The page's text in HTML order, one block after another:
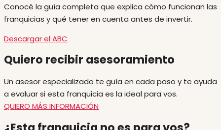
Conocé la guía completa que explica cómo funcionan las
franquicias y qué tener en cuenta antes de invertir.
Descargar el ABC
Quiero recibir asesoramiento
Un asesor especializado te guía en cada paso y te ayuda
a evaluar si esta franquicia es la ideal para vos.
QUIERO MÁS INFORMACIÓN